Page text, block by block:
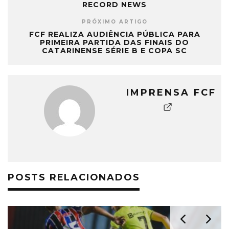
RECORD NEWS
PRÓXIMO ARTIGO
FCF REALIZA AUDIÊNCIA PÚBLICA PARA
PRIMEIRA PARTIDA DAS FINAIS DO
CATARINENSE SÉRIE B E COPA SC
IMPRENSA FCF
POSTS RELACIONADOS